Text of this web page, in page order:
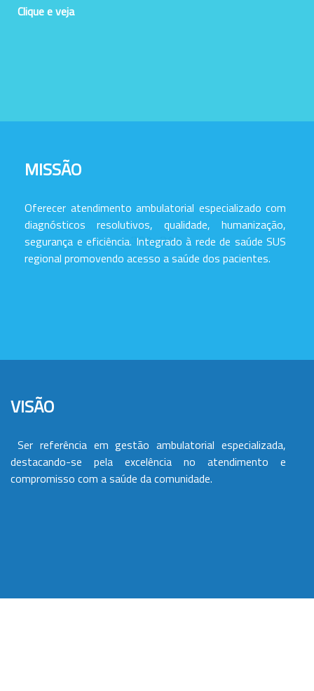
Clique e veja
MISSÃO
Oferecer atendimento ambulatorial especializado com
diagnósticos resolutivos, qualidade, humanização,
segurança e eficiência. Integrado à rede de saúde SUS
regional promovendo acesso a saúde dos pacientes.
VISÃO
Ser referência em gestão ambulatorial especializada,
destacando-se pela excelência no atendimento e
compromisso com a saúde da comunidade.